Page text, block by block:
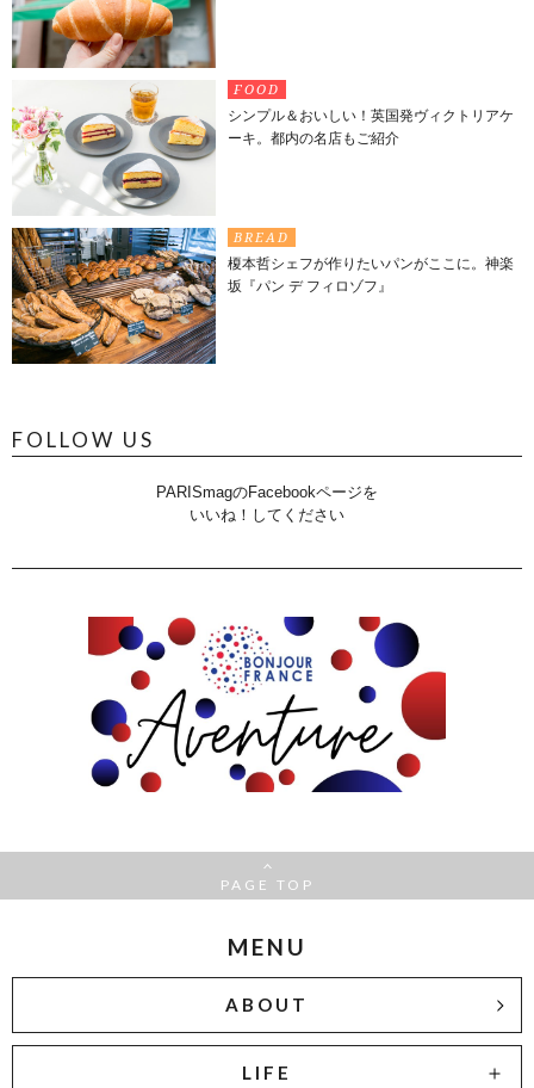
FOOD
シンプル＆おいしい！英国発ヴィクトリアケ
ーキ。都内の名店もご紹介
BREAD
榎本哲シェフが作りたいパンがここに。神楽
坂『パン デ フィロゾフ』
FOLLOW US
PARISmagのFacebookページを
いいね！してください
PAGE TOP
MENU
ABOUT
LIFE